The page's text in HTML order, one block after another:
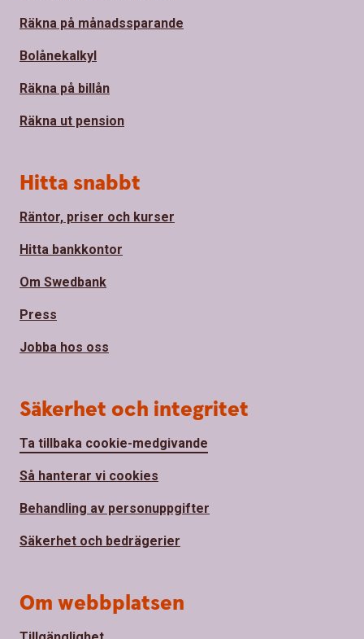
Räkna på månadssparande
Bolånekalkyl
Räkna på billån
Räkna ut pension
Hitta snabbt
Räntor, priser och kurser
Hitta bankkontor
Om Swedbank
Press
Jobba hos oss
Säkerhet och integritet
Ta tillbaka cookie-medgivande
Så hanterar vi cookies
Behandling av personuppgifter
Säkerhet och bedrägerier
Om webbplatsen